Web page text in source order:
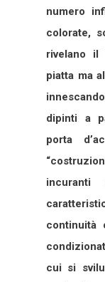
numero
colorate,
rivelano il
piatta ma
dipinti a
porta
continuità
cui si